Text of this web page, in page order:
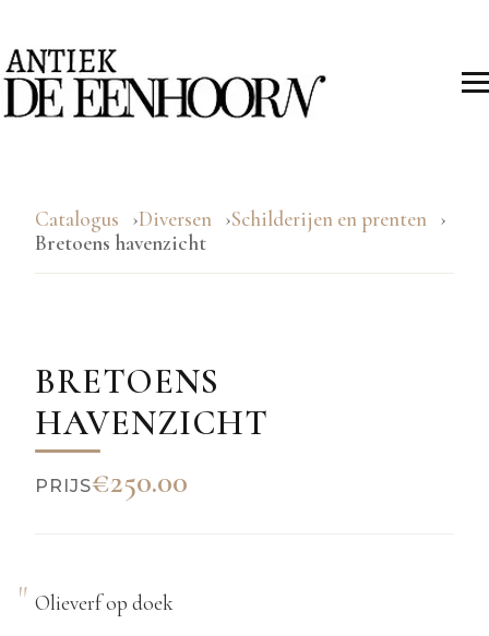
Catalogus Diversen
Schilderijen en prenten
Bretoens havenzicht
BRETOENS
HAVENZICHT
PRIJS€250.00
Olieverf op doek